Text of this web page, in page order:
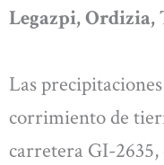
Legazpi, Ordizia,
Las
corrimiento de
carretera GI-